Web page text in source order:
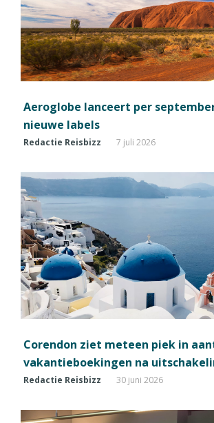
Aeroglobe lanceert per
nieuwe labels
Redactie Reisbizz 7 juli 2026
Corendon ziet meteen piek in
vakantieboekingen na
Redactie Reisbizz 30 juni 2026